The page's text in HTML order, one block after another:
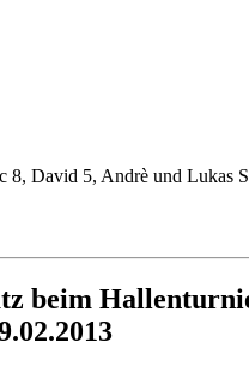
8, David 5, Andrè und Lukas
beim